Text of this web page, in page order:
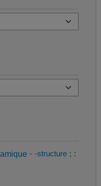
- -structure ; :